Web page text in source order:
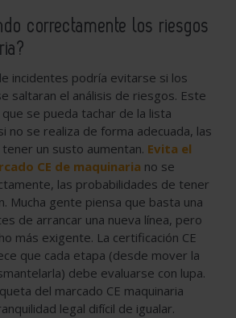
correctamente los riesgos
incidentes podría evitarse si los
saltaran el análisis de riesgos. Este
se pueda tachar de la lista
no se realiza de forma adecuada, las
un susto aumentan. Evita el
CE de maquinaria no se
las probabilidades de tener
Mucha gente piensa que basta una
de arrancar una nueva línea, pero
más exigente. La certificación CE
que cada etapa (desde mover la
debe evaluarse con lupa.
del marcado CE maquinaria
legal difícil de igualar.